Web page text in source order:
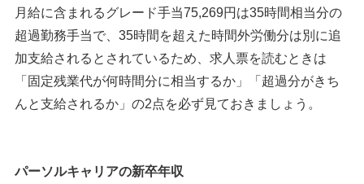
月給に含まれるグレード手当75,269円は35時間相当分の
超過勤務手当で、35時間を超えた時間外労働分は別に追
加支給されるとされているため、求人票を読むときは
「固定残業代が何時間分に相当するか」「超過分がきち
んと支給されるか」の2点を必ず見ておきましょう。
パーソルキャリアの新卒年収